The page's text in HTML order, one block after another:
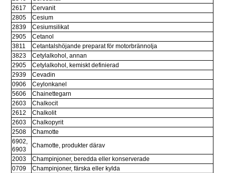
2617
Cervanit
2805
Cesium
2839
Cesiumsilikat
2905
Cetanol
3811
Cetantalshöjande preparat för motorbrännolja
3823
Cetylalkohol, annan
2905
Cetylalkohol, kemiskt definierad
2939
Cevadin
0906
Ceylonkanel
5606
Chainettegarn
2603
Chalkocit
2612
Chalkolit
2603
Chalkopyrit
2508
Chamotte
6902,
6903
Chamotte, produkter därav
2003
Champinjoner, beredda eller konserverade
0709
Champinjoner, färska eller kylda